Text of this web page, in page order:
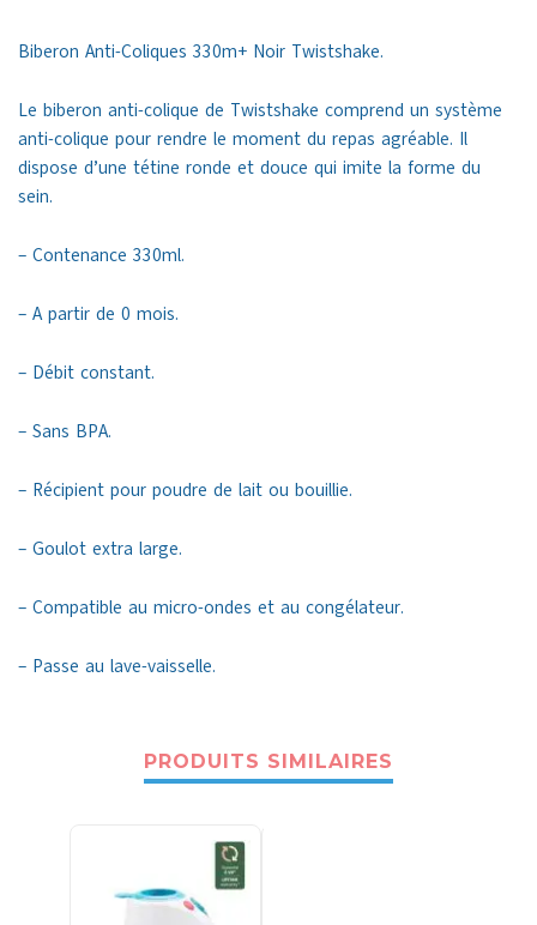
Biberon Anti-Coliques 330m+ Noir Twistshake.
Le biberon anti-colique de Twistshake comprend un système
anti-colique pour rendre le moment du repas agréable. Il
dispose d’une tétine ronde et douce qui imite la forme du
sein.
– Contenance 330ml.
– A partir de 0 mois.
– Débit constant.
– Sans BPA.
– Récipient pour poudre de lait ou bouillie.
– Goulot extra large.
– Compatible au micro-ondes et au congélateur.
– Passe au lave-vaisselle.
PRODUITS SIMILAIRES